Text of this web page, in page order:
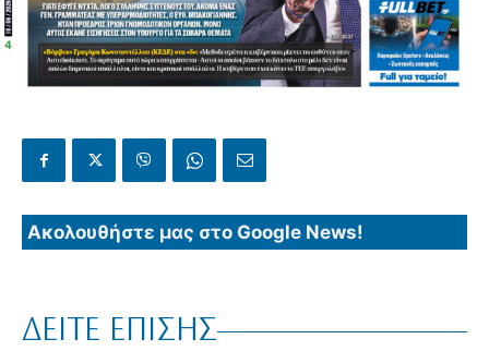
Ακολουθήστε μας στο Google News!
ΔΕΙΤΕ ΕΠΙΣΗΣ